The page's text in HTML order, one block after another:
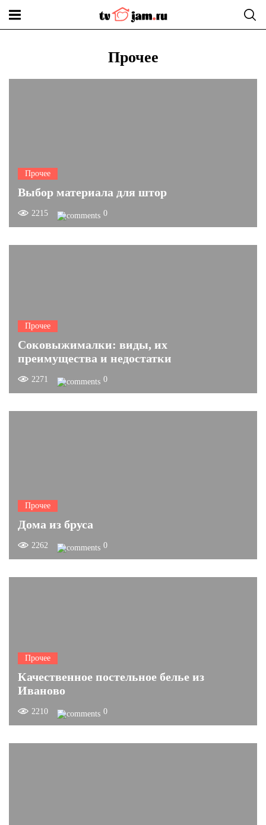
Прочее
Прочее
Выбор материала для штор
2215 0
Прочее
Соковыжималки: виды, их
преимущества и недостатки
2271 0
Прочее
Дома из бруса
2262 0
Прочее
Качественное постельное белье из
Иваново
2210 0